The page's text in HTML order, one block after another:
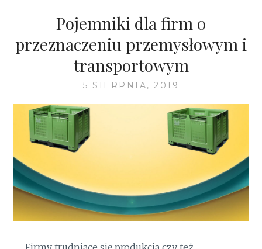
Pojemniki dla firm o
przeznaczeniu przemysłowym i
transportowym
5 SIERPNIA, 2019